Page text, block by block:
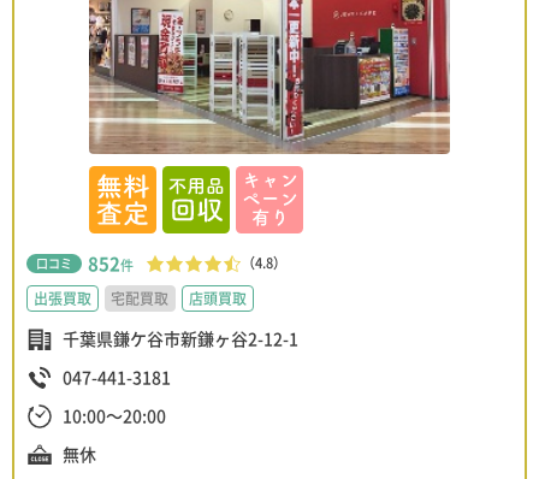
口コミ 852件 （4.8）
出張買取 宅配買取 店頭買取
千葉県鎌ケ谷市新鎌ヶ谷2-12-1
047-441-3181
10:00～20:00
無休